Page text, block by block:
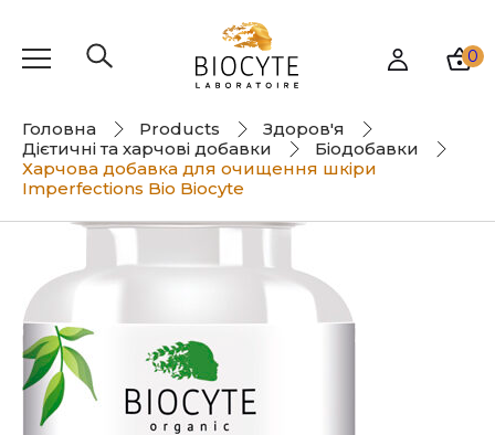
0
Головна Products
Здоров'я
Дієтичні та харчові добавки
Біодобавки
Харчова добавка для очищення шкіри
Imperfections Bio Biocyte